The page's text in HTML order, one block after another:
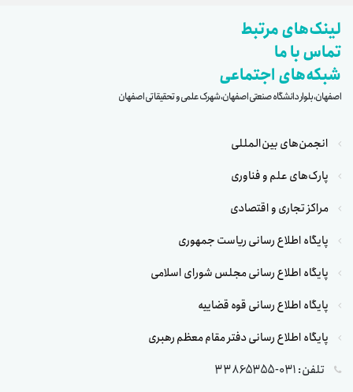
لینک‌های مرتبط
تماس با ما
شبکه‌های اجتماعی
اصفهان، بلوار دانشگاه صنعتی اصفهان، شهرک علمی و تحقیقاتی اصفهان
انجمن‌های بین‌المللی
پارک‌های علم و فناوری
مراکز تجاری و اقتصادی
پایگاه اطلاع رسانی ریاست جمهوری
پایگاه اطلاع رسانی مجلس شورای اسلامی
پایگاه اطلاع رسانی قوه قضاییه
پایگاه اطلاع رسانی دفتر مقام معظم رهبری
تلفن: 031-33865355